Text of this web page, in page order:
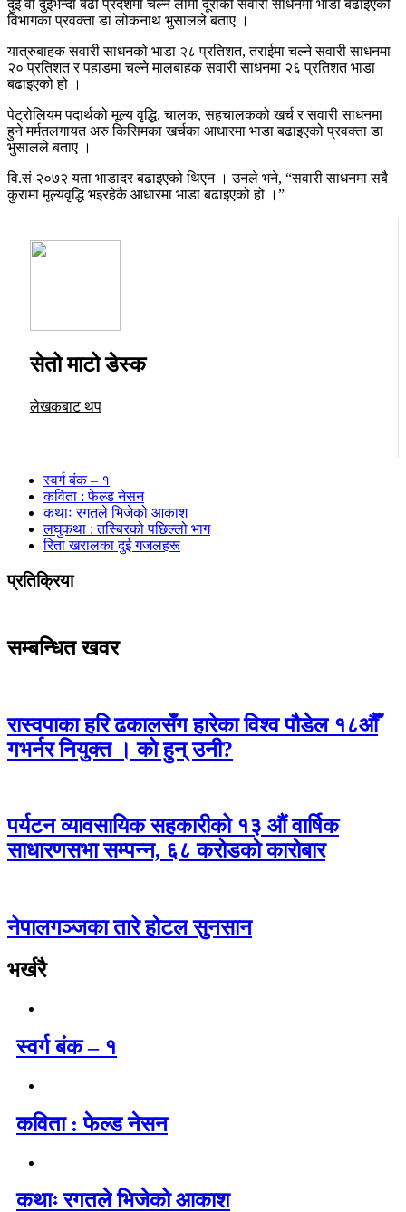
दुई वा दुईभन्दा बढी प्रदेशमा चल्ने लामो दूरीको सवारी साधनमा भाडा बढाइएको
विभागका प्रवक्ता डा लोकनाथ भुसालले बताए ।
यात्रुबाहक सवारी साधनको भाडा २८ प्रतिशत, तराईमा चल्ने सवारी साधनमा
२० प्रतिशत र पहाडमा चल्ने मालबाहक सवारी साधनमा २६ प्रतिशत भाडा
बढाइएको हो ।
पेट्रोलियम पदार्थको मूल्य वृद्धि, चालक, सहचालकको खर्च र सवारी साधनमा
हुने मर्मतलगायत अरु किसिमका खर्चका आधारमा भाडा बढाइएको प्रवक्ता डा
भुसालले बताए ।
वि.सं २०७२ यता भाडादर बढाइएको थिएन । उनले भने, “सवारी साधनमा सबै
कुरामा मूल्यवृद्धि भइरहेकै आधारमा भाडा बढाइएको हो ।”
सेतो माटो डेस्क
लेखकबाट थप
स्वर्ग बंक – १
कविता : फेल्ड नेसन
कथाः रगतले भिजेको आकाश
लघुकथा : तस्बिरको पछिल्लो भाग
रिता खरालका दुई गजलहरू
प्रतिक्रिया
सम्बन्धित खवर
रास्वपाका हरि ढकालसँग हारेका विश्व पौडेल १८औँ
गभर्नर नियुक्त । को हुन् उनी?
पर्यटन व्यावसायिक सहकारीको १३ औं वार्षिक
साधारणसभा सम्पन्न, ६८ करोडको कारोबार
नेपालगञ्जका तारे होटल सुनसान
भर्खरै
स्वर्ग बंक – १
कविता : फेल्ड नेसन
कथाः रगतले भिजेको आकाश